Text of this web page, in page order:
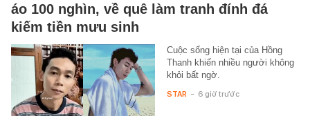
áo 100 nghìn, về quê làm tranh đính đá
kiếm tiền mưu sinh
Cuộc sống hiện tại của Hồng
Thanh khiến nhiều người không
khỏi bất ngờ.
STAR - 6 giờ trước